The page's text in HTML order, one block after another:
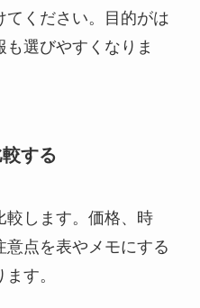
てください。目的がは
選びやすくなりま
する
較します。価格、時
意点を表やメモにする
す。